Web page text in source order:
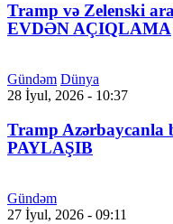
Tramp və Zelenski
EVDƏN AÇIQLAMA
Gündəm Dünya
28 İyul, 2026 - 10:37
Tramp Azərbaycanla
PAYLAŞIB
Gündəm
27 İyul, 2026 - 09:11